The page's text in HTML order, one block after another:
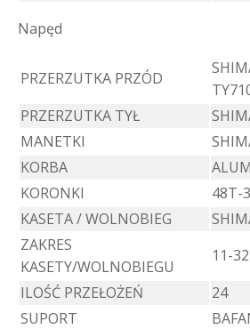
Napęd
PRZERZUTKA PRZÓD
PRZERZUTKA TYŁ
MANETKI
KORBA
KORONKI
48T-
KASETA / WOLNOBIEG
ZAKRES
KASETY/WOLNOBIEGU
11-
ILOŚĆ PRZEŁOŻEŃ
24
SUPORT